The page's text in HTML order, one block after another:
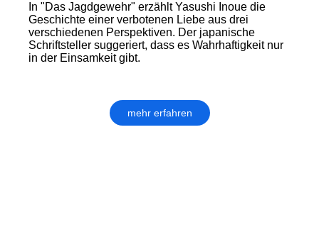
In "Das Jagdgewehr" erzählt Yasushi Inoue die
Geschichte einer verbotenen Liebe aus drei
verschiedenen Perspektiven. Der japanische
Schriftsteller suggeriert, dass es Wahrhaftigkeit nur
in der Einsamkeit gibt.
mehr erfahren